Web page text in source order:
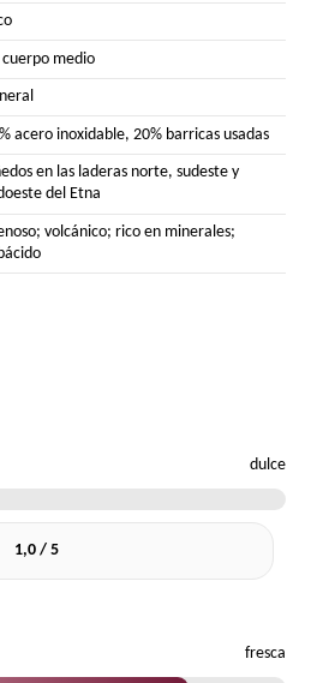
cuerpo medio
acero inoxidable, 20% barricas usadas
en las laderas norte, sudeste y
del Etna
volcánico; rico en minerales;
dulce
1,0 / 5
fresca